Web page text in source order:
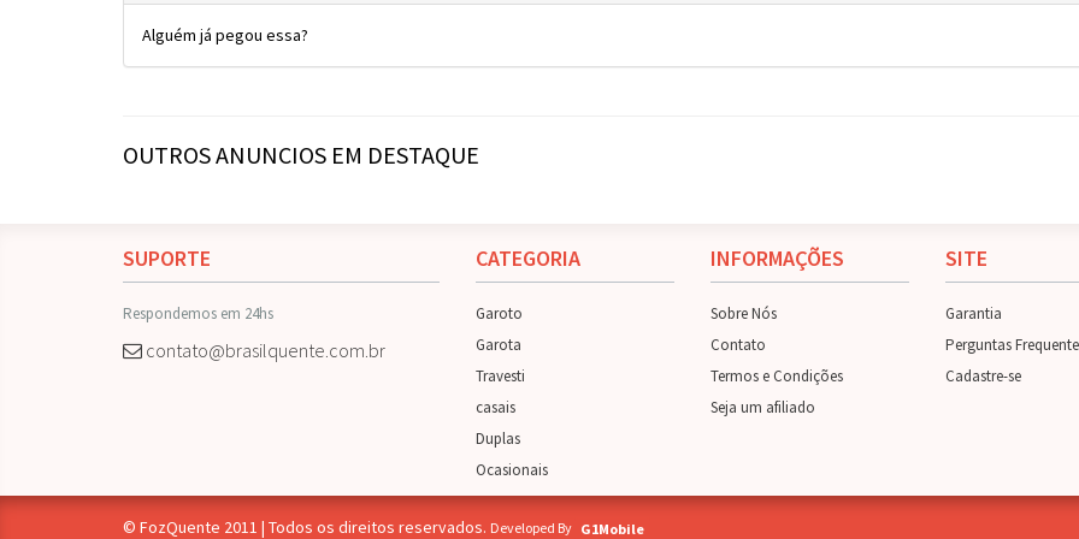
Alguém já pegou essa?
OUTROS ANUNCIOS EM DESTAQUE
SUPORTE
Respondemos em 24hs
contato@brasilquente.com.br
CATEGORIA
Garoto
Garota
Travesti
casais
Duplas
Ocasionais
INFORMAÇÕES
Sobre Nós
Contato
Termos e Condições
Seja um afiliado
SITE
Garantia
Perguntas
Cadastre-se
© FozQuente 2011 | Todos os direitos reservados. Developed By G1Mobile